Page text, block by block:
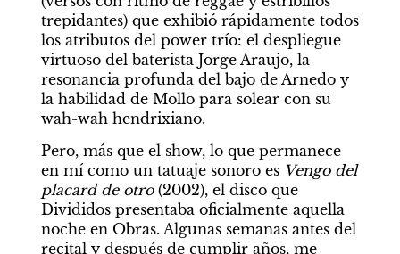
trepidantes) que exhibió rápidamente todos
los atributos del power trío: el despliegue
virtuoso del baterista Jorge Araujo, la
resonancia profunda del bajo de Arnedo y
la habilidad de Mollo para solear con su
wah-wah hendrixiano.
Pero, más que el show, lo que permanece
en mí como un tatuaje sonoro es Vengo del
placard de otro (2002), el disco que
Divididos presentaba oficialmente aquella
noche en Obras. Algunas semanas antes del
recital y después de cumplir años, me